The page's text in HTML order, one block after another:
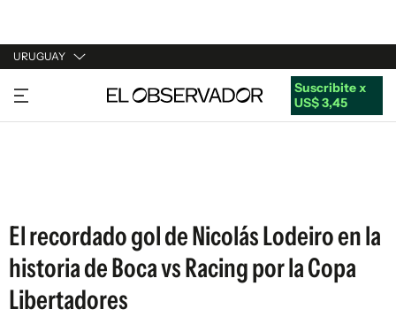
URUGUAY
URUGUAY
ARGENTINA
Suscribite x
US$ 3,45
El recordado gol de Nicolás Lodeiro en la
historia de Boca vs Racing por la Copa
Libertadores